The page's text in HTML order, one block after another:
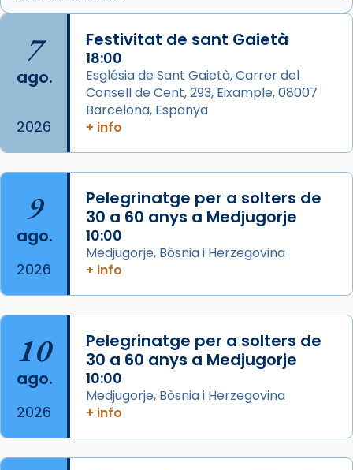
Memòria de les santes Juliana i
Semproniana, verges i màrtirs.
Acompanyant la història de sant Cugat, a
partir de l’Edat Mitjana sorgeix la tradició
que les santes Juliana (“relatiu a Júlia”) i
Semproniana (“relatiu a Semprònia =
eterna”) són deixebles seves. I l’any 1667, el
frare Joan Gaspar Roig, afirma en una obra
que les santes són filles de l’antiga Iluro.
Mataró en reivindicarà les relíq
...Ver más
Foto
View on Facebook
Jaume, fill de Zebedeu, és juntament amb el
seu germà Joan i Pere un dels que
acompanyava més de prop Jesús.
Segons el llibre dels Fets (12,2) fou el primer
apòstol màrtir, decapitat a Jerusalem per
Herodes Agripa (vers l'any 44).
7
ago.
2026
Festivitat de sant Gaietà
18:00
Església de Sant Gaietà, Carrer del
Consell de Cent, 293, Eixample, 08007
Barcelona, Espanya
+ info
9
ago.
2026
Pelegrinatge per a solters de
30 a 60 anys a Medjugorje
10:00
Medjugorje, Bòsnia i Herzegovina
+ info
10
ago.
2026
Pelegrinatge per a solters de
30 a 60 anys a Medjugorje
10:00
Medjugorje, Bòsnia i Herzegovina
+ info